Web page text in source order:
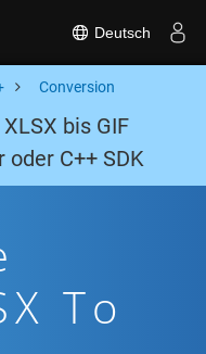
Deutsch
Conversion
bis GIF
oder C++ SDK
To